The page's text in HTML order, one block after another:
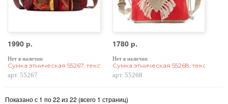
1990 р.
Нет в наличии
Сумка этническая 55267, текстиль
арт. 55267
1780 р.
Нет в наличии
Сумка этническая 55268, текстиль,
арт. 55268
Показано с 1 по 22 из 22 (всего 1 страниц)